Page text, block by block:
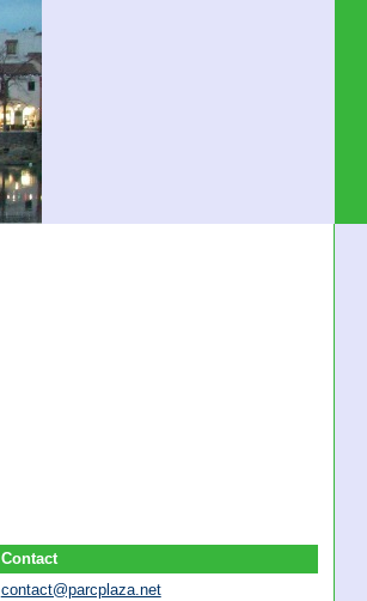
Contact
contact@parcplaza.net